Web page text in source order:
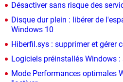
Désactiver sans risque des
Disque dur plein : libérer de
Windows 10
Hiberfil.sys : supprimer et gérer
Logiciels préinstallés Windows
Mode Performances optimales